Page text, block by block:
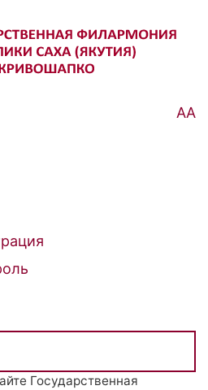
АА
Государственная